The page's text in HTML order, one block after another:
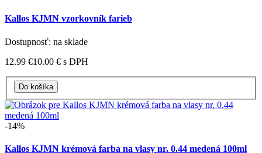
Kallos KJMN vzorkovník farieb
Dostupnosť: na sklade
12.99 €10.00 € s DPH
-14%
Kallos KJMN krémová farba na vlasy nr. 0.44 medená 100ml